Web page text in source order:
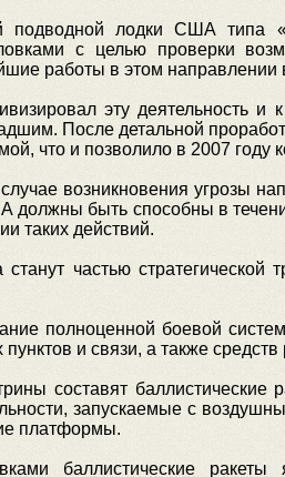
лодки США типа
с целью проверки
работы в этом направлении
эту деятельность
После детальной
что и позволило в 2007 году
случае возникновения
быть способны в
таких действий.
частью
полноценной боевой
и связи, а также
составят
запускаемые с
платформы.
баллистические